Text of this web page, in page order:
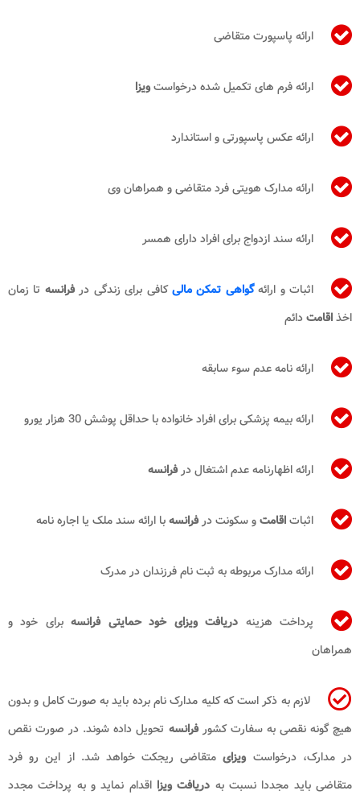
ارائه پاسپورت متقاضی
ارائه فرم های تکمیل شده درخواستویزا
ارائه عکس پاسپورتی و استاندارد
ارائه مدارک هویتی فرد متقاضی و همراهان وی
ارائه سند ازدواج برای افراد دارای همسر
اثبات و ارائهگواهی تمکن مالیکافی برای زندگی درفرانسه تا زمان
اخذاقامتدائم
ارائه نامه عدم سوء سابقه
ارائه بیمه پزشکی برای افراد خانواده با حداقل پوشش 30 هزار یورو
ارائه اظهارنامه عدم اشتغال درفرانسه
اثباتاقامتو سکونت درفرانسهبا ارائه سند ملک یا اجاره نامه
ارائه مدارک مربوطه به ثبت نام فرزندان در مدرک
پرداخت هزینه دریافت ویزای خود حمایتی فرانسهبرای خود و
همراهان
لازم به ذکر است که کلیه مدارک نام برده باید به صورت کامل و بدون
هیچ گونه نقصی به سفارت کشورفرانسه تحویل داده شوند. در صورت نقص
در مدارک، درخواست ویزای متقاضی ریجکت خواهد شد. از این رو فرد
متقاضی باید مجددا نسبت به دریافت ویزااقدام نماید و به پرداخت مجدد